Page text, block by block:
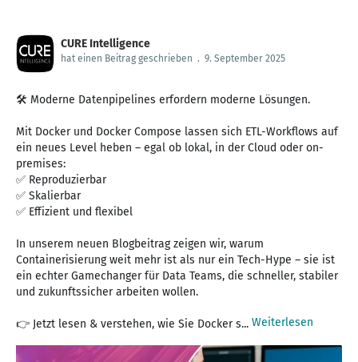
CURE Intelligence
hat einen Beitrag geschrieben . 9. September 2025
🛠️ Moderne Datenpipelines erfordern moderne Lösungen.
Mit Docker und Docker Compose lassen sich ETL-Workflows auf
ein neues Level heben – egal ob lokal, in der Cloud oder on-
premises:
✅ Reproduzierbar
✅ Skalierbar
✅ Effizient und flexibel
In unserem neuen Blogbeitrag zeigen wir, warum
Containerisierung weit mehr ist als nur ein Tech-Hype – sie ist
ein echter Gamechanger für Data Teams, die schneller, stabiler
und zukunftssicher arbeiten wollen.
👉 Jetzt lesen & verstehen, wie Sie Docker s... Weiterlesen